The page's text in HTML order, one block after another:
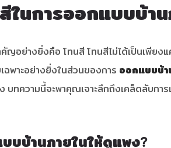
ในการออกแบบบ้า
ญอย่างยิ่งคือ โทนสี โทนสีไม่ได้เป็นเพีย
พาะอย่างยิ่งในส่วนของการ ออกแบบบ้า
ความนี้จะพาคุณเจาะลึกถึงเคล็ดลับกา
บบ้านภายในให้ดูแพง?